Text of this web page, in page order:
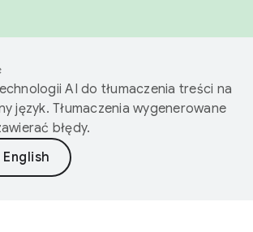
AI do tłumaczenia treści na
język. Tłumaczenia wygenerowane
błędy.